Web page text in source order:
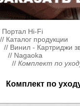
Портал Hi-Fi
Каталог продукции
Винил - Картриджи
Nagaoka
Комплект по
Комплект по